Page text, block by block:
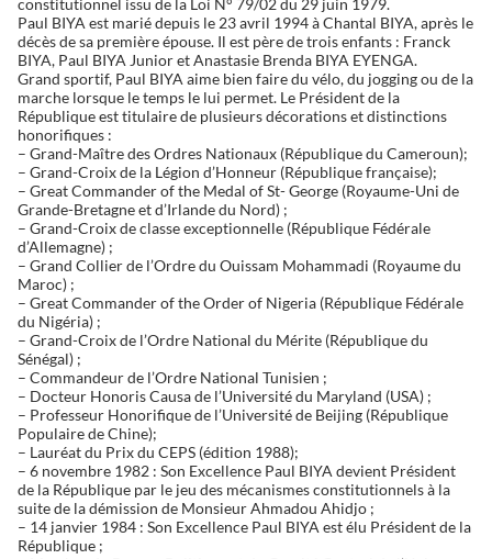
Paul BIYA est marié depuis le 23 avril 1994 à Chantal BIYA, après le
décès de sa première épouse. Il est père de trois enfants : Franck
BIYA, Paul BIYA Junior et Anastasie Brenda BIYA EYENGA.
Grand sportif, Paul BIYA aime bien faire du vélo, du jogging ou de la
marche lorsque le temps le lui permet. Le Président de la
République est titulaire de plusieurs décorations et distinctions
honorifiques :
– Grand-Maître des Ordres Nationaux (République du Cameroun);
– Grand-Croix de la Légion d’Honneur (République française);
– Great Commander of the Medal of St- George (Royaume-Uni de
Grande-Bretagne et d’Irlande du Nord) ;
– Grand-Croix de classe exceptionnelle (République Fédérale
d’Allemagne) ;
– Grand Collier de l’Ordre du Ouissam Mohammadi (Royaume du
Maroc) ;
– Great Commander of the Order of Nigeria (République Fédérale
du Nigéria) ;
– Grand-Croix de l’Ordre National du Mérite (République du
Sénégal) ;
– Commandeur de l’Ordre National Tunisien ;
– Docteur Honoris Causa de l’Université du Maryland (USA) ;
– Professeur Honorifique de l’Université de Beijing (République
Populaire de Chine);
– Lauréat du Prix du CEPS (édition 1988);
– 6 novembre 1982 : Son Excellence Paul BIYA devient Président
de la République par le jeu des mécanismes constitutionnels à la
suite de la démission de Monsieur Ahmadou Ahidjo ;
– 14 janvier 1984 : Son Excellence Paul BIYA est élu Président de la
République ;